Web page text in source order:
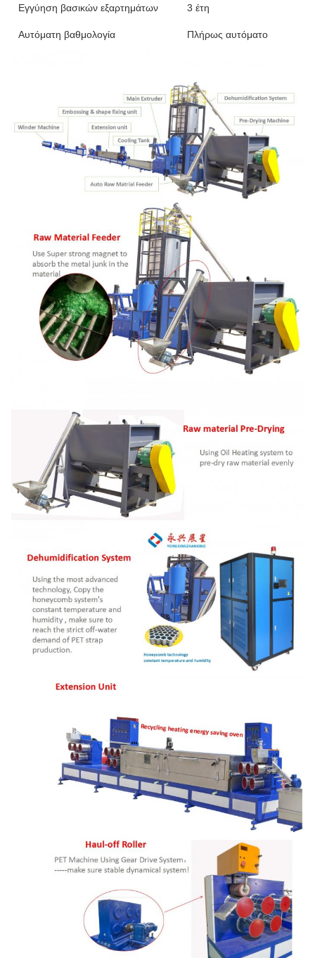
Εγγύηση βασικών εξαρτημάτων 3 έτη
Αυτόματη βαθμολογία Πλήρως αυτόματο